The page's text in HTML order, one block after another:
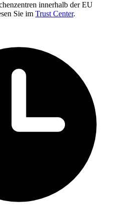
innerhalb der EU
Sie im Trust Center.